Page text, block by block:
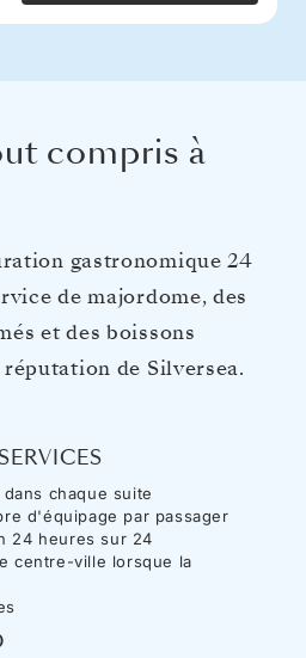
compris à
gastronomique 24
de majordome, des
et des boissons
de Silversea.
chaque suite
d'équipage par passager
24 heures sur 24
centre-ville lorsque la